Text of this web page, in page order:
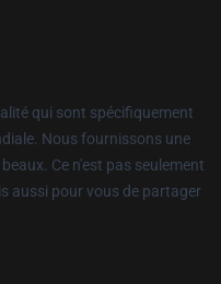
qui sont spécifiquement
Nous fournissons une
Ce n'est pas seulement
aussi pour vous de partager